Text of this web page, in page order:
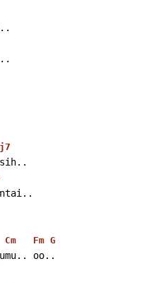
Cm Fm G
oo..